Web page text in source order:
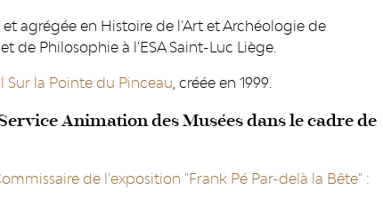
agrégée en Histoire de l'Art et Archéologie de
de Philosophie à l'ESA Saint-Luc Liège.
Sur la Pointe du Pinceau, créée en 1999.
Animation des Musées dans le cadre de
de l'exposition "Frank Pé Par-delà la Bête" :